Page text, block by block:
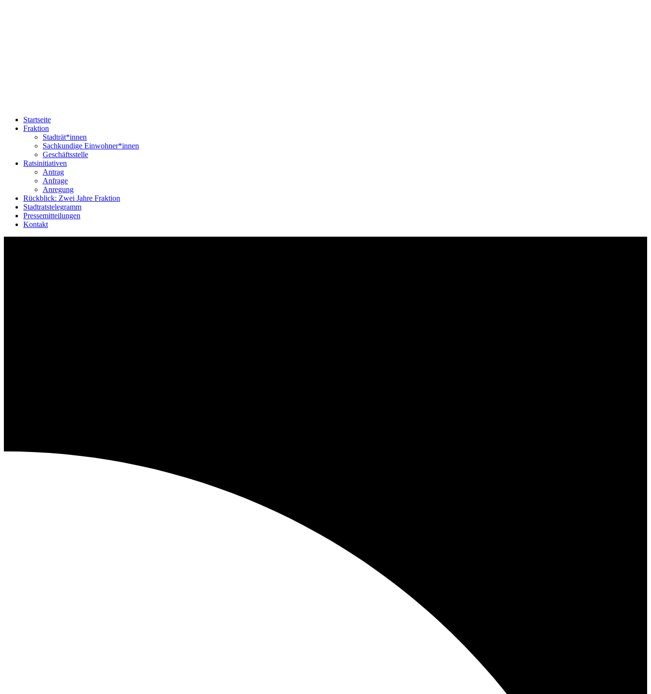
Startseite
Fraktion
Stadträt*innen
Sachkundige Einwohner*innen
Geschäftsstelle
Ratsinitiativen
Antrag
Anfrage
Anregung
Rückblick: Zwei Jahre Fraktion
Stadtratstelegramm
Pressemitteilungen
Kontakt